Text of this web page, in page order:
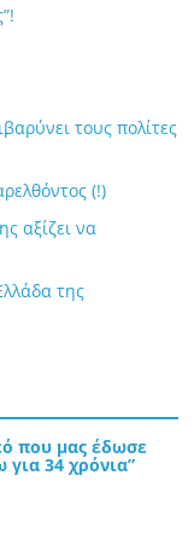
τους πολίτες
(!)
αξίζει να
της
που μας έδωσε
34 χρόνια”